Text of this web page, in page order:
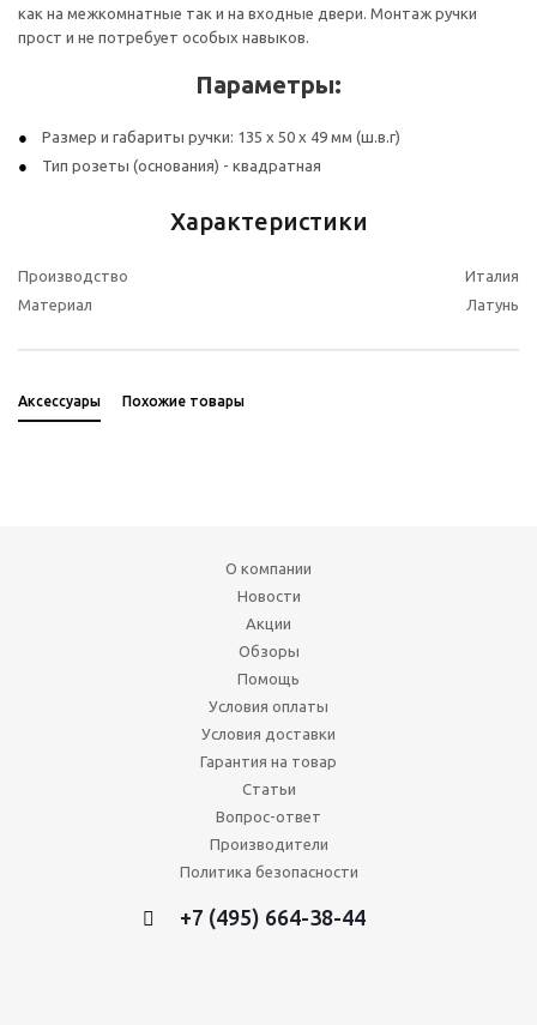
как на межкомнатные так и на входные двери. Монтаж ручки
прост и не потребует особых навыков.
Параметры:
Размер и габариты ручки: 135 х 50 х 49 мм (ш.в.г)
Тип розеты (основания) - квадратная
Характеристики
Производство
Италия
Материал
Латунь
Аксессуары Похожие товары
О компании
Новости
Акции
Обзоры
Помощь
Условия оплаты
Условия доставки
Гарантия на товар
Статьи
Вопрос-ответ
Производители
Политика безопасности
+7 (495) 664-38-44